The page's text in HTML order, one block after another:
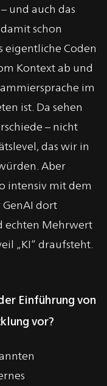
und auch das
schon
eigentliche Coden
Kontext ab und
im
ist. Da sehen
– nicht
das wir in
Aber
intensiv mit dem
dort
echten Mehrwert
„KI“ draufsteht.
Einführung von
vor?